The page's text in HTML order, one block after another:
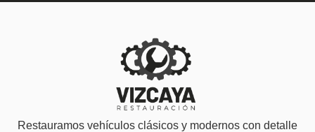
Restauramos vehículos clásicos y modernos con detalle